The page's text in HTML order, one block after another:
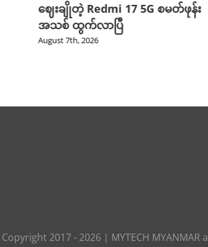
ဈေးချိုတဲ့ Redmi 17 5G စမတ်ဖုန်း
အသစ် ထွက်လာပြီ
August 7th, 2026
2017 - 2026| MYTECH MYANMARa